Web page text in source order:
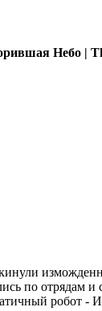
Небо |
по отрядам
робот